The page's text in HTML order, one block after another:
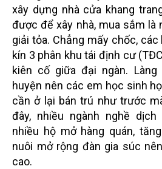
xây dựng nhà cửa khang
được để xây nhà, mua sắm là
giải tỏa. Chẳng mấy chốc,
kín 3 phân khu tái định cư
kiên cố giữa đại ngàn.
huyện nên các em học sinh
cần ở lại bán trú như trước
đây, nhiều ngành nghề
nhiều hộ mở hàng quán,
nuôi mở rộng đàn gia súc
cao.